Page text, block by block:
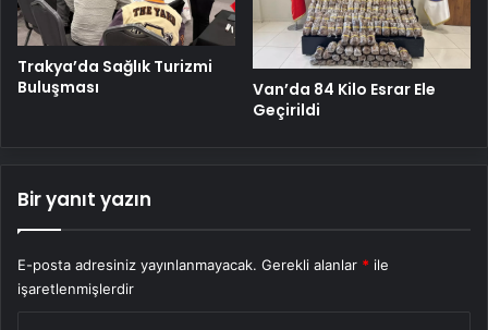
Trakya’da Sağlık Turizmi
Buluşması
Van’da 84 Kilo Esrar Ele
Geçirildi
Bir yanıt yazın
E-posta adresiniz yayınlanmayacak. Gerekli alanlar * ile
işaretlenmişlerdir